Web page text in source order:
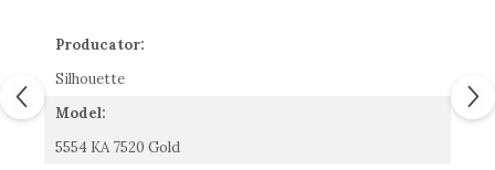
Silhouette
Slastik
Stepper Titan
Swarovski
Producator:
Silhouette
Model:
5554 KA 7520 Gold